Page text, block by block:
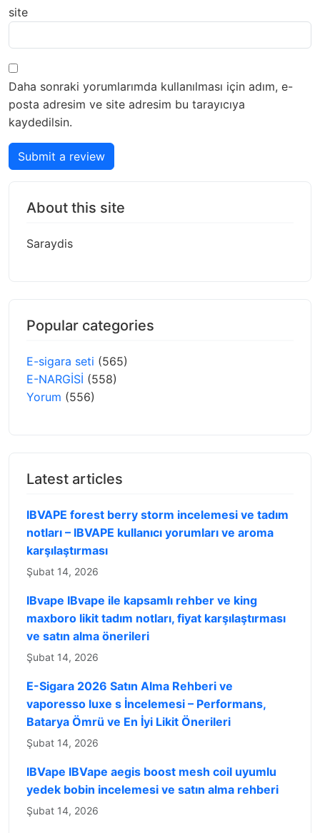
site
Daha sonraki yorumlarımda kullanılması için adım, e-
posta adresim ve site adresim bu tarayıcıya
kaydedilsin.
Submit a review
About this site
Saraydis
Popular categories
E-sigara seti (565)
E-NARGİSİ (558)
Yorum (556)
Latest articles
IBVAPE forest berry storm incelemesi ve tadım
notları – IBVAPE kullanıcı yorumları ve aroma
karşılaştırması
Şubat 14, 2026
IBvape IBvape ile kapsamlı rehber ve king
maxboro likit tadım notları, fiyat karşılaştırması
ve satın alma önerileri
Şubat 14, 2026
E-Sigara 2026 Satın Alma Rehberi ve
vaporesso luxe s İncelemesi – Performans,
Batarya Ömrü ve En İyi Likit Önerileri
Şubat 14, 2026
IBVape IBVape aegis boost mesh coil uyumlu
yedek bobin incelemesi ve satın alma rehberi
Şubat 14, 2026